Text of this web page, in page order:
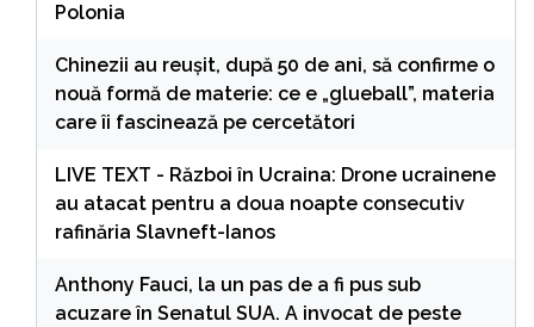
Polonia
Chinezii au reușit, după 50 de ani, să confirme o
nouă formă de materie: ce e „glueball”, materia
care îi fascinează pe cercetători
LIVE TEXT - Război în Ucraina: Drone ucrainene
au atacat pentru a doua noapte consecutiv
rafinăria Slavneft-Ianos
Anthony Fauci, la un pas de a fi pus sub
acuzare în Senatul SUA. A invocat de peste